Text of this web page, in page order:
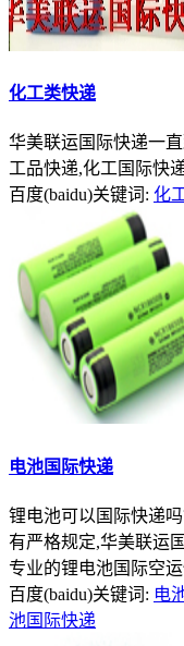
化工类快递
华美联运国际快递一
工品快递,化工国际快
百度(baidu)关键词: 化
电池国际快递
锂电池可以国际快递
有严格规定,华美联运
专业的锂电池国际空
百度(baidu)关键词: 电
池国际快递